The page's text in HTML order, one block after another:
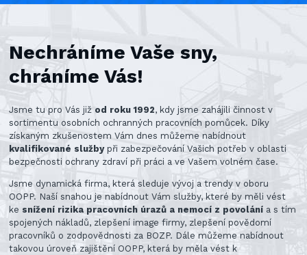
Nechráníme Vaše sny,
chráníme Vás!
Jsme tu pro Vás již od roku 1992, kdy jsme zahájili činnost v
sortimentu osobních ochranných pracovních pomůcek. Díky
získaným zkušenostem Vám dnes můžeme nabídnout
kvalifikované službypři zabezpečování Vašich potřeb v oblasti
bezpečnosti ochrany zdraví při práci a ve Vašem volném čase.
Jsme dynamická firma, která sleduje vývoj a trendy v oboru
OOPP. Naší snahou je nabídnout Vám služby, které by měli vést
ke snížení rizika pracovních úrazů a nemocí z povolání a s tím
spojených nákladů, zlepšení image firmy, zlepšení povědomí
pracovníků o zodpovědnosti za BOZP. Dále můžeme nabídnout
takovou úroveň zajištění OOPP, která by měla vést k